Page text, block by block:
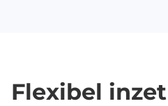
Flexibel